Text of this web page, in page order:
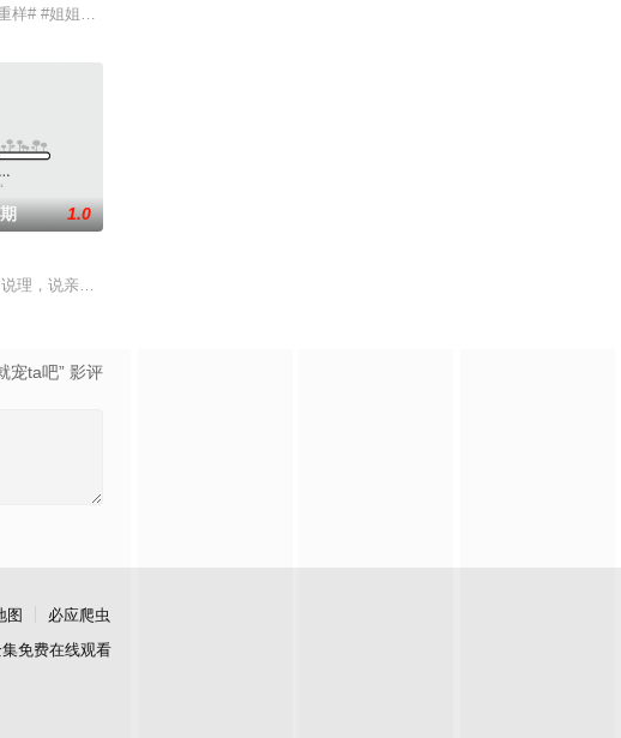
决矛盾的艺术，将真实事件和
天一个故事，纵览天下传奇” 《传奇故事》栏目是江
演，每一道都值得期待，已经盼着开宴瞬间的美味暴击了！
样# #姐姐当家# 第二季惊喜回归，看姐姐们如何见招拆招，畅聊人生的酸甜苦辣。观察
等顶尖厨师任专业评审，通
大剧定制角色。节目不仅还原少年成长路径，展现一群少年的真
1.0
理，说亲情。第三调解室是国内第一档具有法律效力的排解矛盾、化解纠纷的电视节目
宠ta吧” 影评
图
必应爬虫
免费在线观看